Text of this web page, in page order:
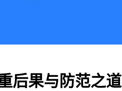
后果与防范之道